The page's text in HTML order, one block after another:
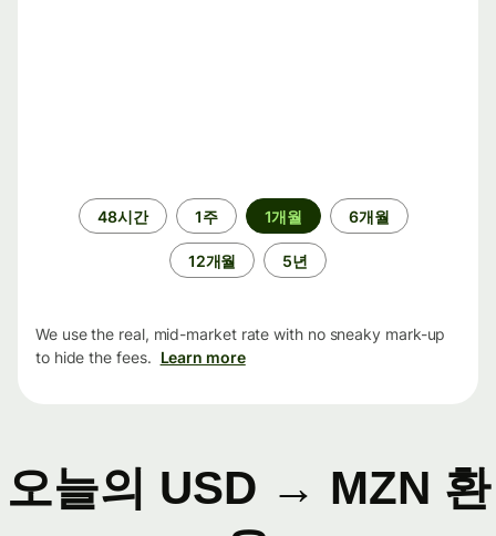
48시간 1주 1개월 6개월
12개월 5년
We use the real, mid-market rate with no sneaky mark-up
to hide the fees. Learn more
오늘의 USD → MZN 환